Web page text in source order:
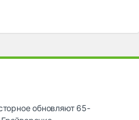
обновляют 65-